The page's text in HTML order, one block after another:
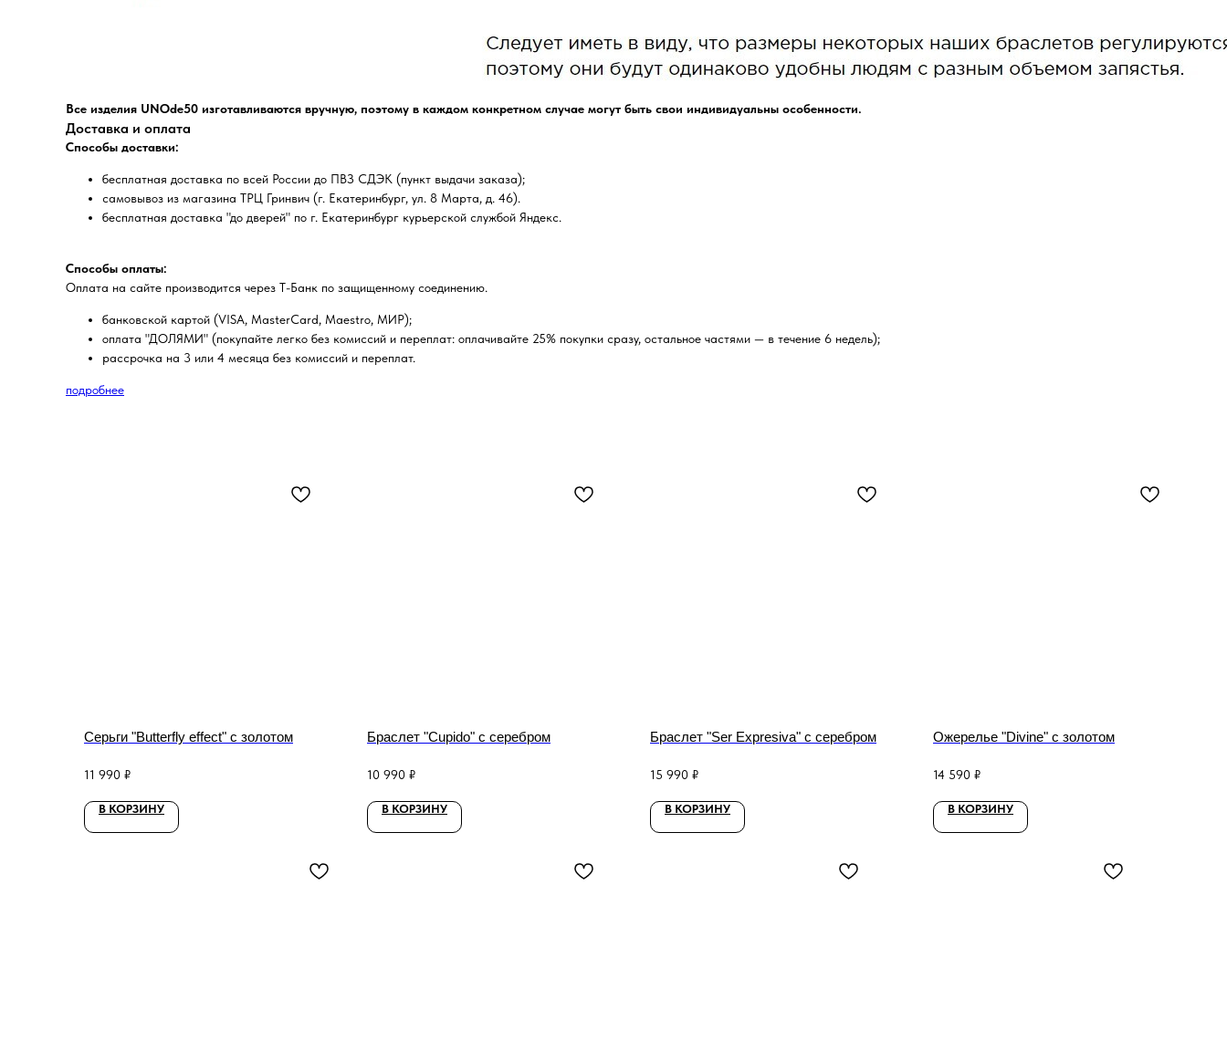
Все изделия UNOde50 изготавливаются вручную, поэтому в каждом конкретном случае могут быть свои индивидуальны особенности.
Доставка и оплата
Способы доставки:
бесплатная доставка по всей России до ПВЗ СДЭК (пункт выдачи заказа);
самовывоз из магазина ТРЦ Гринвич (г. Екатеринбург, ул. 8 Марта, д. 46).
бесплатная доставка "до дверей" по г. Екатеринбург курьерской службой Яндекс.
Способы оплаты:
Оплата на сайте производится через Т-Банк по защищенному соединению.
банковской картой (VISA, MasterCard, Maestro, МИР);
оплата "ДОЛЯМИ" (покупайте легко без комиссий и переплат: оплачивайте 25% покупки сразу, остальное частями — в течение 6 недель);
рассрочка на 3 или 4 месяца без комиссий и переплат.
подробнее
Серьги "Butterfly effect" с золотом
11 990 ₽
В КОРЗИНУ
Браслет "Cupido" с серебром
10 990 ₽
В КОРЗИНУ
Браслет "Ser Expresiva" с серебром
15 990 ₽
В КОРЗИНУ
Ожерелье "Divine" с золотом
14 590 ₽
В КОРЗИНУ